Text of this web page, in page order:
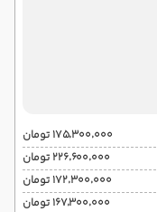
۱۷۵٬۳۰۰٬۰۰۰ تومان
۲۲۶٬۶۰۰٬۰۰۰ تومان
۱۷۲٬۳۰۰٬۰۰۰ تومان
۱۶۷٬۳۰۰٬۰۰۰ تومان